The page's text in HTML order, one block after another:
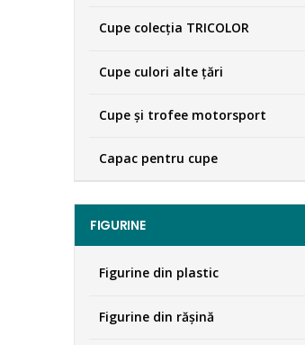
Cupe colecţia TRICOLOR
Cupe culori alte țări
Cupe și trofee motorsport
Capac pentru cupe
FIGURINE
Figurine din plastic
Figurine din răşină